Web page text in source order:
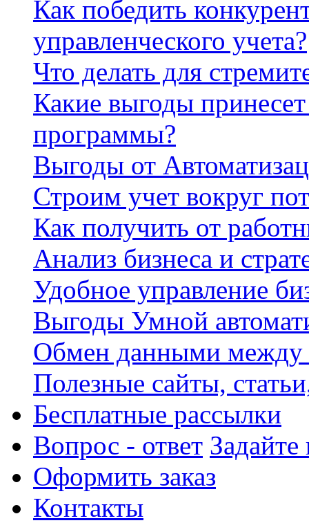
Как победить
управленческого учета?
Что делать для
Какие выгоды
программы?
Выгоды от
Строим учет вокруг
Как получить от
Анализ бизнеса и
Удобное управление
Выгоды Умной
Обмен данными между
Полезные сайты,
Бесплатные рассылки
Вопрос - ответ
Оформить заказ
Контакты